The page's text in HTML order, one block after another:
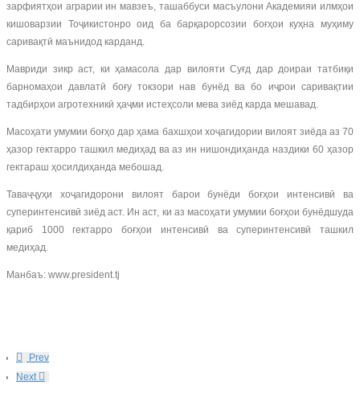
зарфиятҳои аграрии ин мавзеъ, ташаббуси масъулони Академияи илмҳои
кишоварзии Тоҷикистонро оид ба барқарорсозии боғҳои куҳна муҳиму
саривақтӣ маънидод карданд.
Мавриди зикр аст, ки ҳамасола дар вилояти Суғд дар доираи татбиқи
барномаҳои давлатӣ боғу токзори нав бунёд ва бо иҷрои саривақтии
тадбирҳои агротехникӣ ҳаҷми истеҳсоли мева зиёд карда мешавад.
Масоҳати умумии боғҳо дар ҳама бахшҳои хоҷагидории вилоят зиёда аз 70
ҳазор гектарро ташкил медиҳад ва аз ин нишондиҳанда наздики 60 ҳазор
гектараш ҳосилдиҳанда мебошад.
Таваҷҷуҳи хоҷагидорони вилоят барои бунёди боғҳои интенсивӣ ва
суперинтенсивӣ зиёд аст. Ин аст, ки аз масоҳати умумии боғҳои бунёдшуда
қариб 1000 гектарро боғҳои интенсивӣ ва суперинтенсивӣ ташкил
медиҳад.
Манбаъ: www.president.tj
Prev
Next